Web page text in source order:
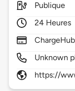
Publique
24 Heures
Unknown
https://